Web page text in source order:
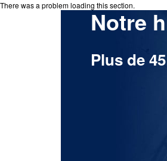
There was a problem loading this section.
Notre
Plus de